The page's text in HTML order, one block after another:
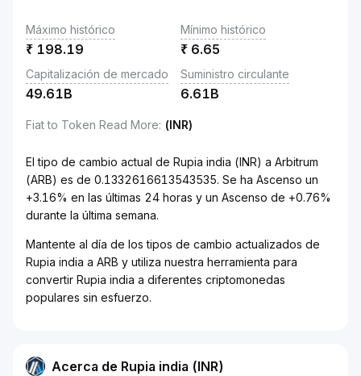
Máximo histórico
₹ 198.19
Mínimo histórico
₹ 6.65
Capitalización de mercado
49.61B
Suministro circulante
6.61B
Fiat to Token Read More: (INR)
El tipo de cambio actual de Rupia india (INR) a Arbitrum
(ARB) es de 0.1332616613543535. Se ha Ascenso un
+3.16% en las últimas 24 horas y un Ascenso de +0.76%
durante la última semana.
Mantente al día de los tipos de cambio actualizados de
Rupia india a ARB y utiliza nuestra herramienta para
convertir Rupia india a diferentes criptomonedas
populares sin esfuerzo.
Acerca de Rupia india (INR)